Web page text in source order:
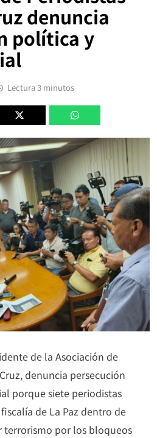
denuncia
política y
Lectura 3 minutos
de la Asociación de
denuncia persecución
porque siete periodistas
de La Paz dentro de
terrorismo por los bloqueos